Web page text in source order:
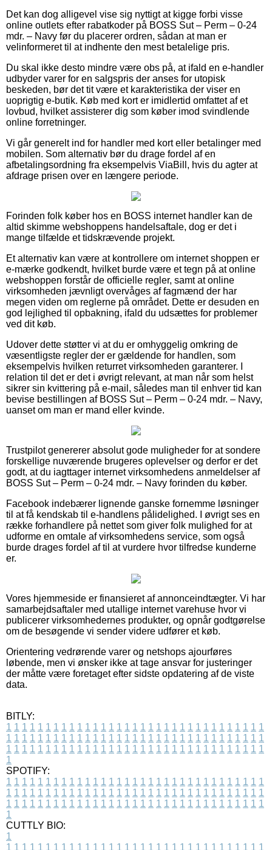
Det kan dog alligevel vise sig nyttigt at kigge forbi visse
online outlets efter rabatkoder på BOSS Sut – Perm – 0-24
mdr. – Navy før du placerer ordren, sådan at man er
velinformeret til at indhente den mest betalelige pris.
Du skal ikke desto mindre være obs på, at ifald en e-handler
udbyder varer for en salgspris der anses for utopisk
beskeden, bør det tit være et karakteristika der viser en
uoprigtig e-butik. Køb med kort er imidlertid omfattet af et
lovbud, hvilket assisterer dig som køber imod svindlende
online forretninger.
Vi går generelt ind for handler med kort eller betalinger med
mobilen. Som alternativ bør du drage fordel af en
afbetalingsordning fra eksempelvis ViaBill, hvis du agter at
afdrage prisen over en længere periode.
Forinden folk køber hos en BOSS internet handler kan de
altid skimme webshoppens handelsaftale, dog er det i
mange tilfælde et tidskrævende projekt.
Et alternativ kan være at kontrollere om internet shoppen er
e-mærke godkendt, hvilket burde være et tegn på at online
webshoppen forstår de officielle regler, samt at online
virksomheden jævnligt overvåges af fagmænd der har
megen viden om reglerne på området. Dette er desuden en
god lejlighed til opbakning, ifald du udsættes for problemer
ved dit køb.
Udover dette støtter vi at du er omhyggelig omkring de
væsentligste regler der er gældende for handlen, som
eksempelvis hvilken returret virksomheden garanterer. I
relation til det er det i øvrigt relevant, at man når som helst
sikrer sin kvittering på e-mail, således man til enhver tid kan
bevise bestillingen af BOSS Sut – Perm – 0-24 mdr. – Navy,
uanset om man er mand eller kvinde.
Trustpilot genererer absolut gode muligheder for at sondere
forskellige nuværende brugeres oplevelser og derfor er det
godt, at du iagttager internet virksomhedens anmeldelser af
BOSS Sut – Perm – 0-24 mdr. – Navy forinden du køber.
Facebook indebærer lignende ganske fornemme løsninger
til at få kendskab til e-handlens pålidelighed. I øvrigt ses en
række forhandlere på nettet som giver folk mulighed for at
udforme en omtale af virksomhedens service, som også
burde drages fordel af til at vurdere hvor tilfredse kunderne
er.
Vores hjemmeside er finansieret af annonceindtægter. Vi har
samarbejdsaftaler med utallige internet varehuse hvor vi
publicerer virksomhedernes produkter, og opnår godtgørelse
om de besøgende vi sender videre udfører et køb.
Orientering vedrørende varer og netshops ajourføres
løbende, men vi ønsker ikke at tage ansvar for justeringer
der måtte være foretaget efter sidste opdatering af de viste
data.
BITLY:
1 1 1 1 1 1 1 1 1 1 1 1 1 1 1 1 1 1 1 1 1 1 1 1 1 1 1 1 1 1 1 1 1
1 1 1 1 1 1 1 1 1 1 1 1 1 1 1 1 1 1 1 1 1 1 1 1 1 1 1 1 1 1 1 1 1
1 1 1 1 1 1 1 1 1 1 1 1 1 1 1 1 1 1 1 1 1 1 1 1 1 1 1 1 1 1 1 1 1
1
SPOTIFY:
1 1 1 1 1 1 1 1 1 1 1 1 1 1 1 1 1 1 1 1 1 1 1 1 1 1 1 1 1 1 1 1 1
1 1 1 1 1 1 1 1 1 1 1 1 1 1 1 1 1 1 1 1 1 1 1 1 1 1 1 1 1 1 1 1 1
1 1 1 1 1 1 1 1 1 1 1 1 1 1 1 1 1 1 1 1 1 1 1 1 1 1 1 1 1 1 1 1 1
1
CUTTLY BIO:
1
1 1 1 1 1 1 1 1 1 1 1 1 1 1 1 1 1 1 1 1 1 1 1 1 1 1 1 1 1 1 1 1 1